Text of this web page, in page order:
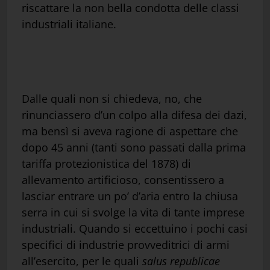
riscattare la non bella condotta delle classi
industriali italiane.
Dalle quali non si chiedeva, no, che
rinunciassero d’un colpo alla difesa dei dazi,
ma bensì si aveva ragione di aspettare che
dopo 45 anni (tanti sono passati dalla prima
tariffa protezionistica del 1878) di
allevamento artificioso, consentissero a
lasciar entrare un po’ d’aria entro la chiusa
serra in cui si svolge la vita di tante imprese
industriali. Quando si eccettuino i pochi casi
specifici di industrie provveditrici di armi
all’esercito, per le quali salus republicae